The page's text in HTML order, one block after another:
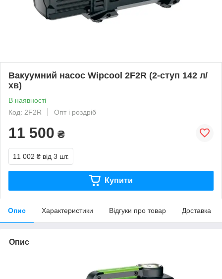
Вакуумний насос Wipcool 2F2R (2-ступ 142 л/
хв)
В наявності
Код: 2F2R
Опт і роздріб
11 500 ₴
11 002 ₴ від 3 шт.
Купити
Опис Характеристики Відгуки про товар Доставка
Опис